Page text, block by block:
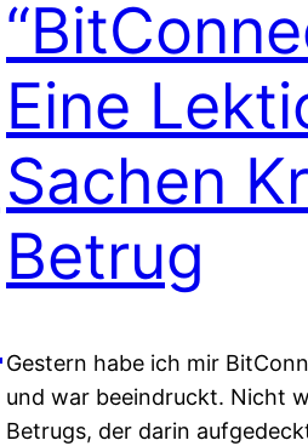
Eine
Sachen
Betrug
Gestern habe ich mir
und war beeindruckt. Nicht
Betrugs, der darin